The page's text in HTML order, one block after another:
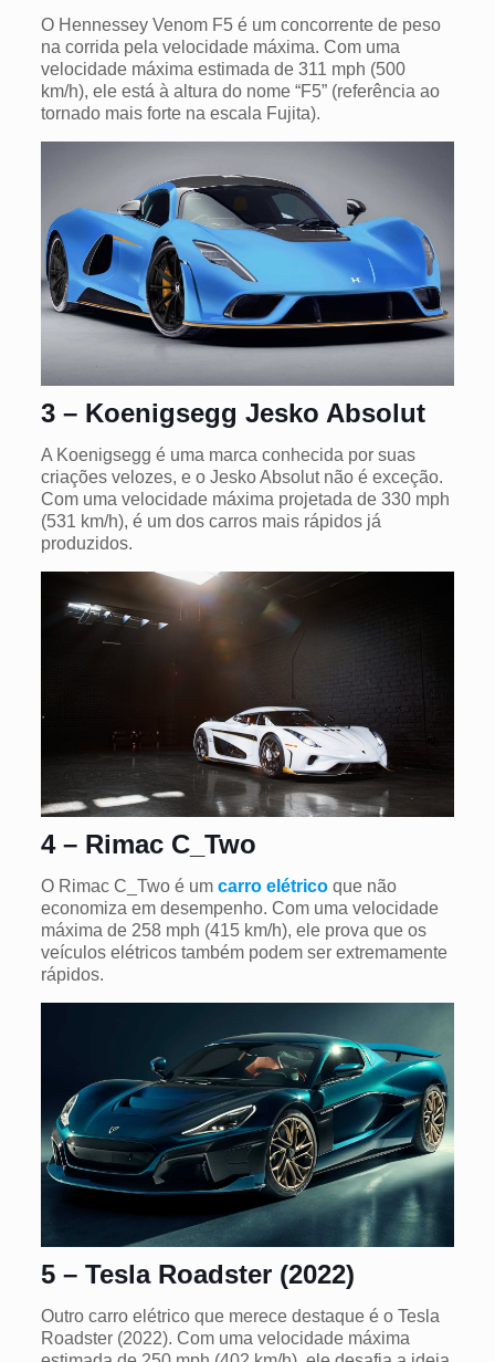
O Hennessey Venom F5 é um concorrente de peso
na corrida pela velocidade máxima. Com uma
velocidade máxima estimada de 311 mph (500
km/h), ele está à altura do nome “F5” (referência ao
tornado mais forte na escala Fujita).
3 – Koenigsegg Jesko Absolut
A Koenigsegg é uma marca conhecida por suas
criações velozes, e o Jesko Absolut não é exceção.
Com uma velocidade máxima projetada de 330 mph
(531 km/h), é um dos carros mais rápidos já
produzidos.
4 – Rimac C_Two
O Rimac C_Two é um carro elétricoque não
economiza em desempenho. Com uma velocidade
máxima de 258 mph (415 km/h), ele prova que os
veículos elétricos também podem ser extremamente
rápidos.
5 – Tesla Roadster (2022)
Outro carro elétrico que merece destaque é o Tesla
Roadster (2022). Com uma velocidade máxima